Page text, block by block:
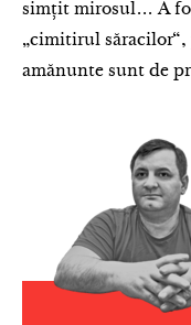
simțit mirosul… A
„cimitirul
amănunte sunt de